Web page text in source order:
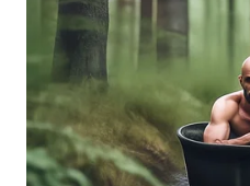
LAWAS
WN
SUMEDANG
WN